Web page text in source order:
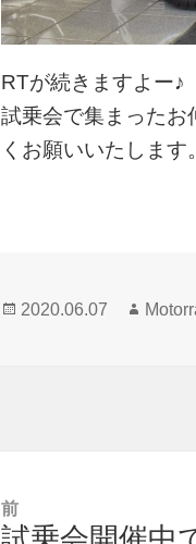
RTが続きますよー
試乗会で集まったお
くお願いいたします
投
2020.06.07
作
前
前